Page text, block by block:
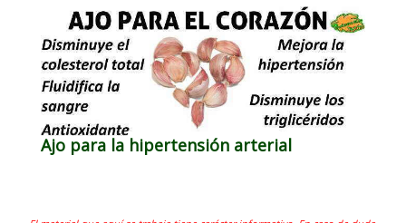
Ajo para la hipertensión arterial